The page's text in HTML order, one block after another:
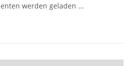
werden geladen ...